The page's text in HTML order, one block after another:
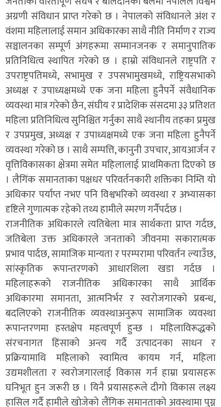
अग्रणी संविधान प्राप्त गरेको छ । नेपालको संविधानले अंश र
वंशमा महिलालाई समान अधिकारका साथै नीति निर्माण र राज्य
सञ्चालनका सम्पूर्ण अंगहरूमा सम्मानजनक र समानुपातिक
प्रतिनिधित्व स्थापित गरेको छ । हाम्रो संविधानले राष्ट्रपति र
उपराष्ट्रपतिमध्ये, सभामुख र उपसभामुखमध्ये, राष्ट्रियसभाको
अध्यक्ष र उपाध्यक्षमध्ये एक जना महिला हुनैपर्ने संवैधानिक
व्यवस्था मात्र गरेको छैन, संघीय र प्रादेशिक संसदमा ३३ प्रतिशत
महिला प्रतिनिधित्व सुनिश्चित गर्नुका साथै स्थानीय तहका प्रमुख
र उपप्रमुख, अध्यक्ष र उपाध्यक्षमध्ये एक जना महिला हुनैपर्ने
व्यवस्था गरेको छ । साथै सम्पत्ति, कानुनी उपचार, आयआर्जन र
वृत्तिविकासका क्षेत्रमा समेत महिलालाई प्राथमिकता दिएको छ
। लैगिंक समानताका पक्षधर परिवर्तनकारी शक्तिका निम्ति यो
अधिकार पर्याप्त नभए पनि विश्वभरिको व्यवस्था र अभ्यासका
दृष्टिले गुणात्मक रहेको तथ्य हामीले स्मरण गर्नैपर्दछ ।
राजनीतिक अधिकारले त्यतिबेला मात्र सार्थकता प्राप्त गर्दछ,
जतिबेला उक्त अधिकारले जनताको जीवनमा सकारात्मक
प्रभाव पार्दछ, सामाजिक मान्यता र परम्परामा परिवर्तन ल्याउँछ,
सांस्कृतिक रूपान्तरणको आधारशिला खडा गर्दछ ।
महिलाहरूको राजनीतिक अधिकारका साथै आर्थिक
अधिकारमा समानता, आत्मनिर्भर र स्वरोजगारको प्रबन्ध,
बदलिएको राजनीतिक व्यवस्थाअनुरूप सामाजिक व्यवस्था
रूपान्तरणमा हस्तक्षेप महत्वपूर्ण हुन्छ । महिलाविरूद्धको
संरचनागत हिंसाको अन्त्य गर्दै उत्पादनका साधन र
प्रक्रियामाथि महिलाको स्वामित्व कायम गर्न, महिला
उद्यमशीलता र स्वरोजगारलाई विकास गर्न हाम्रा प्रयासहरू
घनिभूत हुन जरूरी छ । यिनै प्रयासहरूले दीगो विकास लक्ष्य
हासिल गर्दै हामीले खोजेको लैंगिक समानताको अवस्थामा पुग्न